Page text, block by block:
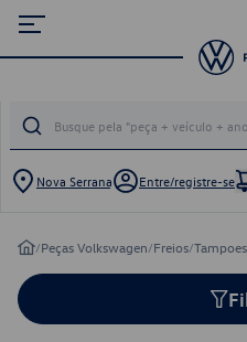
Nova Serrana Entre/registre-se
/Peças Volkswagen/Freios/